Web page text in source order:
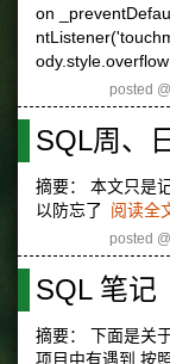
on
posted
SQL周、
摘要： 本文只是
以防忘了 阅读全
posted
SQL 笔记
摘要： 下面是关
项目中有遇到 按